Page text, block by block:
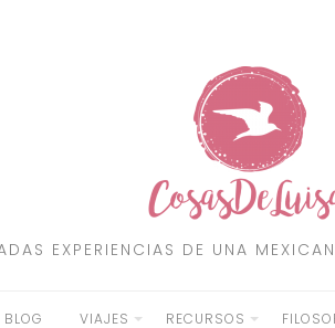
EXPERIENCIAS DE UNA
BLOG VIAJES RECURSOS